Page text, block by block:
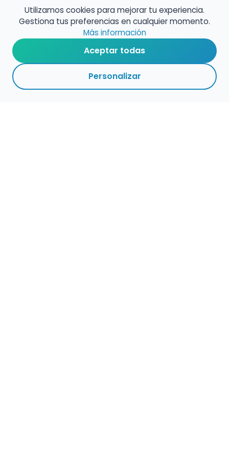
Utilizamos cookies para mejorar tu experiencia.
Gestiona tus preferencias en cualquier momento.
Más información
Aceptar todas
Personalizar